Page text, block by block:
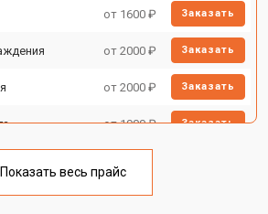
от 1600 ₽ Заказать
от 2000 ₽ Заказать
от 2000 ₽ Заказать
от 1900 ₽ Заказать
Показать весь прайс